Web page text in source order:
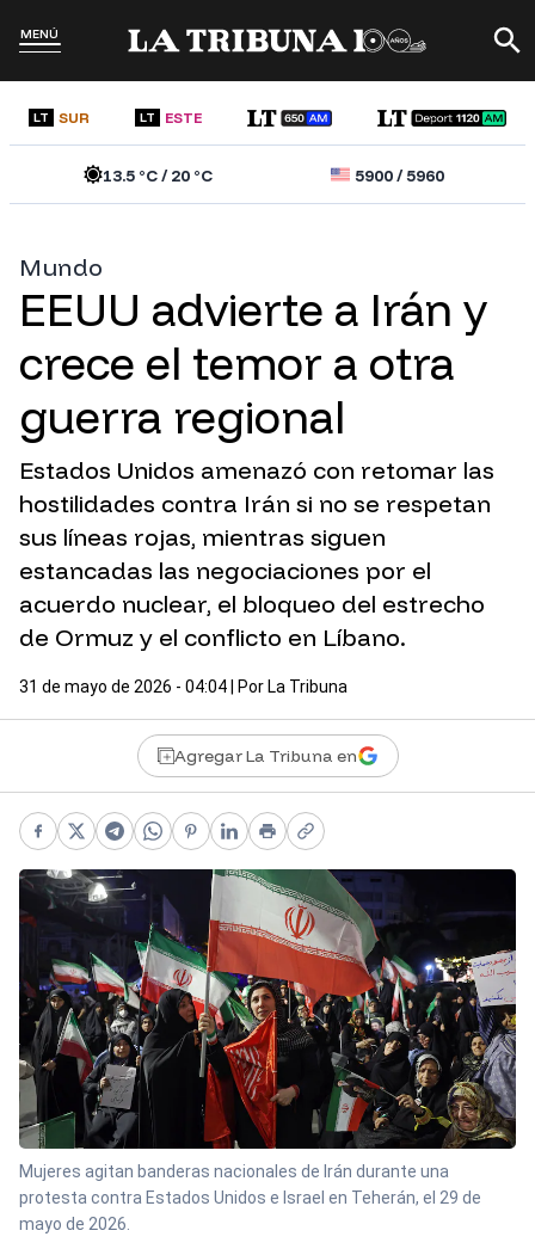
MENÚ
LT SUR LT ESTE
13.5 °C /20 °C 5900/5960
Mundo
EEUU advierte a Irán y
crece el temor a otra
guerra regional
Estados Unidos amenazó con retomar las
hostilidades contra Irán si no se respetan
sus líneas rojas, mientras siguen
estancadas las negociaciones por el
acuerdo nuclear, el bloqueo del estrecho
de Ormuz y el conflicto en Líbano.
31 de mayo de 2026 - 04:04 | Por La Tribuna
Agregar La Tribuna en
Facebook
X Telegram
WhatsApp
Pinterest
LinkedIn
PrintCopy link
Mujeres agitan banderas nacionales de Irán durante una
protesta contra Estados Unidos e Israel en Teherán, el 29 de
mayo de 2026.